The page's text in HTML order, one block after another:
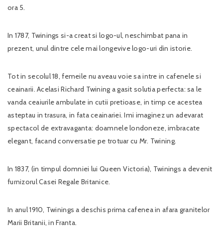
ora 5.
In 1787, Twinings si-a creat si logo-ul, neschimbat pana in
prezent, unul dintre cele mai longevive logo-uri din istorie.
Tot in secolul 18, femeile nu aveau voie sa intre in cafenele si
ceainarii. Acelasi Richard Twining a gasit solutia perfecta: sa le
vanda ceaiurile ambulate in cutii pretioase, in timp ce acestea
asteptau in trasura, in fata ceainariei. Imi imaginez un adevarat
spectacol de extravaganta: doamnele londoneze, imbracate
elegant, facand conversatie pe trotuar cu Mr. Twining.
In 1837, (in timpul domniei lui Queen Victoria), Twinings a devenit
furnizorul Casei Regale Britanice.
In anul 1910, Twinings a deschis prima cafenea in afara granitelor
Marii Britanii, in Franta.